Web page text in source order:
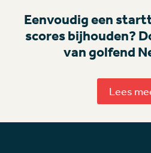
Eenvoudig een
scores bijhouden?
van golfend
Lees